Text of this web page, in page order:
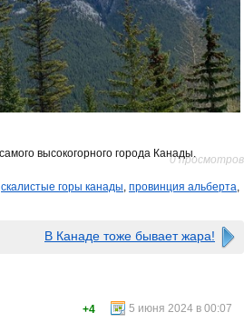
высокогорного города Канады.0 просмотров
скалистые горы канады, провинция альберта,
В Канаде тоже бывает жара!
5 июня 2024 в 00:07
+4